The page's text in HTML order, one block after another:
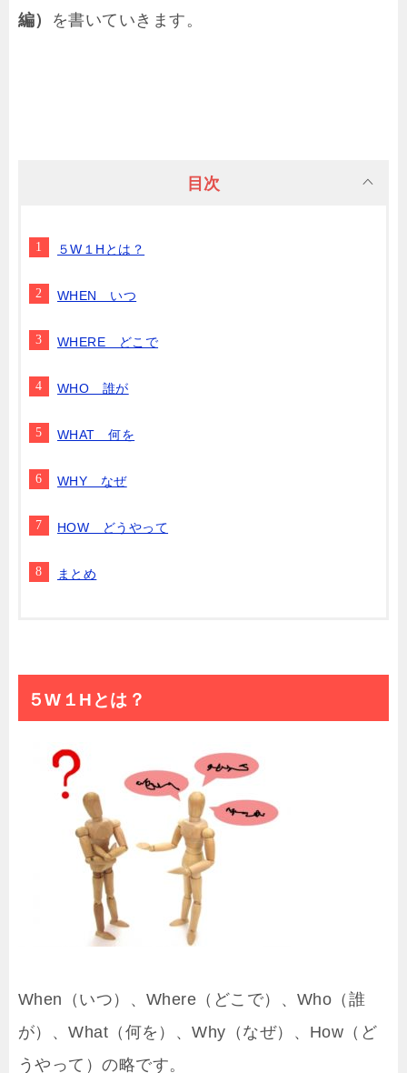
編）
を書いていきます。
目次
５W１Hとは？
WHEN いつ
WHERE どこで
WHO 誰が
WHAT 何を
WHY なぜ
HOW どうやって
まとめ
５W１Hとは？
When（いつ）、Where（どこで）、Who（誰
が）、What（何を）、Why（なぜ）、How（ど
うやって）の略です。